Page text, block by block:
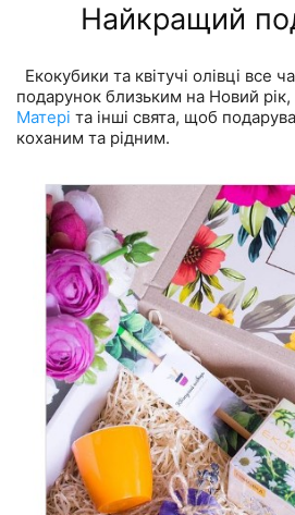
Найкращий
Екокубики та квітучі олівці все
подарунок близьким на Новий
Матері та інші свята, щоб
коханим та рідним.